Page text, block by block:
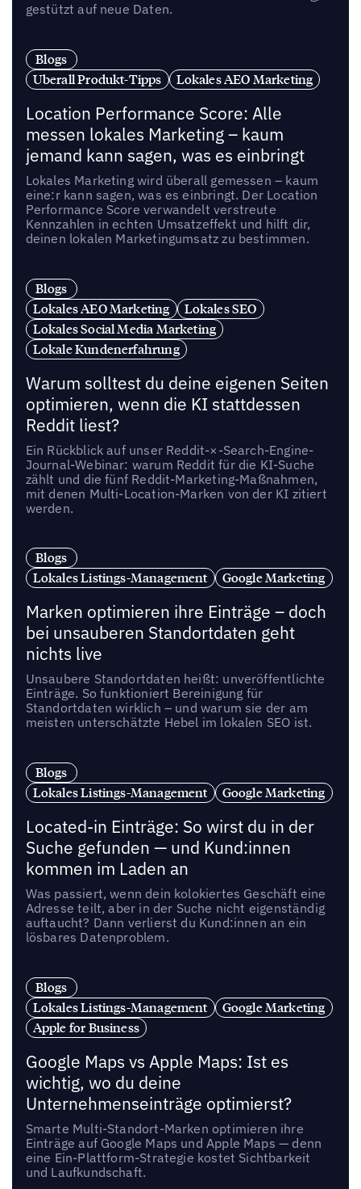
gestützt auf neue Daten.
Blogs
Uberall Produkt-Tipps
Lokales AEO Marketing
Location Performance Score: Alle
messen lokales Marketing – kaum
jemand kann sagen, was es einbringt
Lokales Marketing wird überall gemessen – kaum
eine:r kann sagen, was es einbringt. Der Location
Performance Score verwandelt verstreute
Kennzahlen in echten Umsatzeffekt und hilft dir,
deinen lokalen Marketingumsatz zu bestimmen.
Blogs
Lokales AEO Marketing
Lokales SEO
Lokales Social Media Marketing
Lokale Kundenerfahrung
Warum solltest du deine eigenen Seiten
optimieren, wenn die KI stattdessen
Reddit liest?
Ein Rückblick auf unser Reddit-×-Search-Engine-
Journal-Webinar: warum Reddit für die KI-Suche
zählt und die fünf Reddit-Marketing-Maßnahmen,
mit denen Multi-Location-Marken von der KI zitiert
werden.
Blogs
Lokales Listings-Management
Google Marketing
Marken optimieren ihre Einträge – doch
bei unsauberen Standortdaten geht
nichts live
Unsaubere Standortdaten heißt: unveröffentlichte
Einträge. So funktioniert Bereinigung für
Standortdaten wirklich – und warum sie der am
meisten unterschätzte Hebel im lokalen SEO ist.
Blogs
Lokales Listings-Management
Google Marketing
Located-in Einträge: So wirst du in der
Suche gefunden — und Kund:innen
kommen im Laden an
Was passiert, wenn dein kolokiertes Geschäft eine
Adresse teilt, aber in der Suche nicht eigenständig
auftaucht? Dann verlierst du Kund:innen an ein
lösbares Datenproblem.
Blogs
Lokales Listings-Management
Google Marketing
Apple for Business
Google Maps vs Apple Maps: Ist es
wichtig, wo du deine
Unternehmenseinträge optimierst?
Smarte Multi-Standort-Marken optimieren ihre
Einträge auf Google Maps und Apple Maps — denn
eine Ein-Plattform-Strategie kostet Sichtbarkeit
und Laufkundschaft.